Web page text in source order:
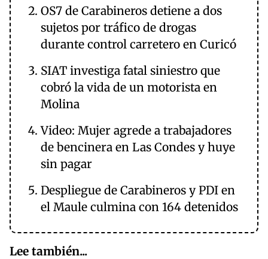
OS7 de Carabineros detiene a dos
sujetos por tráfico de drogas
durante control carretero en Curicó
SIAT investiga fatal siniestro que
cobró la vida de un motorista en
Molina
Video: Mujer agrede a trabajadores
de bencinera en Las Condes y huye
sin pagar
Despliegue de Carabineros y PDI en
el Maule culmina con 164 detenidos
Lee también...